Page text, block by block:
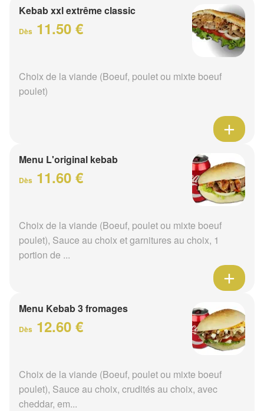
Kebab xxl extrême classic
Dès 11.50 €
Choix de la viande (Boeuf, poulet ou mixte boeuf
poulet)
Menu L'original kebab
Dès 11.60 €
Choix de la viande (Boeuf, poulet ou mixte boeuf
poulet), Sauce au choix et garnitures au choix, 1
portion de ...
Menu Kebab 3 fromages
Dès 12.60 €
Choix de la viande (Boeuf, poulet ou mixte boeuf
poulet), Sauce au choix, crudités au choix, avec
cheddar, em...